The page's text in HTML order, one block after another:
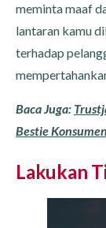
meminta maaf
lantaran kamu
terhadap
Baca Juga:
Bestie Konsumen
Lakukan